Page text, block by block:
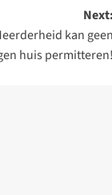
Next:
kan geen
huis permitteren!